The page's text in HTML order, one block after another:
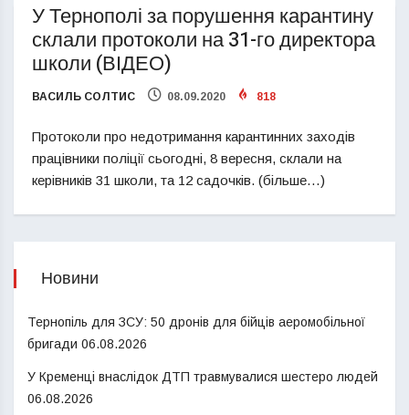
У Тернополі за порушення карантину
склали протоколи на 31-го директора
школи (ВІДЕО)
ВАСИЛЬ СОЛТИС 08.09.2020 818
Протоколи про недотримання карантинних заходів
працівники поліції сьогодні, 8 вересня, склали на
керівників 31 школи, та 12 садочків. (більше…)
Новини
Тернопіль для ЗСУ: 50 дронів для бійців аеромобільної
бригади 06.08.2026
У Кременці внаслідок ДТП травмувалися шестеро людей
06.08.2026